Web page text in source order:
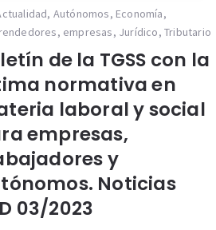
, Autónomos, Economía,
, empresas, Jurídico,Tributario
de la TGSS con la
normativa en
laboral y social
empresas,
y
Noticias
03/2023